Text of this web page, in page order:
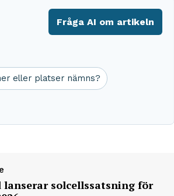
Fråga AI om artikeln
eller platser nämns?
solcellssatsning för